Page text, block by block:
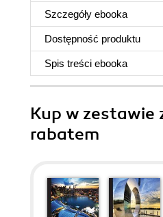
Szczegóły ebooka
Dostępność produktu
Spis treści ebooka
Kup w zestawie
rabatem